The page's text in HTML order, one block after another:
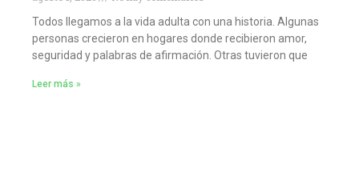
Todos llegamos a la vida adulta con una historia. Algunas
personas crecieron en hogares donde recibieron amor,
seguridad y palabras de afirmación. Otras tuvieron que
Leer más »